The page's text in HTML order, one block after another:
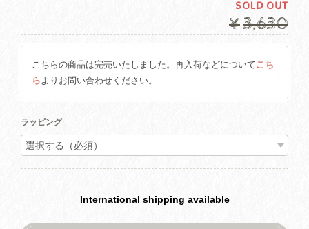
SOLD OUT
¥3,630
こちらの商品は完売いたしました。再入荷などについてこち
ら よりお問い合わせください。
ラッピング
International shipping available